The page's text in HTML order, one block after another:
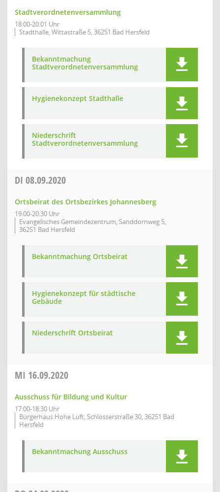
Stadtverordnetenversammlung
18:00-20:01 Uhr
Stadthalle, Wittastraße 5, 36251 Bad Hersfeld
Bekanntmachung
Stadtverordnetenversammlung
Hygienekonzept Stadthalle
Niederschrift
Stadtverordnetenversammlung
DI 08.09.2020
Ortsbeirat des Ortsbezirkes Johannesberg
19:00-20:30 Uhr
Evangelisches Gemeindezentrum, Sanddornweg 5,
36251 Bad Hersfeld
Bekanntmachung Ortsbeirat
Hygienekonzept für städtische
Gebäude
Niederschrift Ortsbeirat
MI 16.09.2020
Ausschuss für Bildung und Kultur
17:00-18:30 Uhr
Bürgerhaus Hohe Luft, Schlosserstraße 30, 36251 Bad
Hersfeld
Bekanntmachung Ausschuss